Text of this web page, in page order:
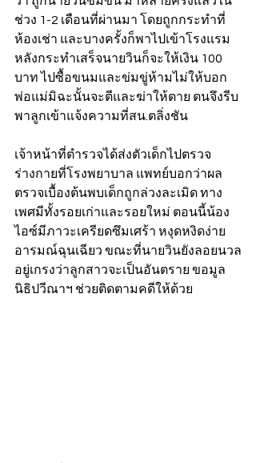
ช่วง 1-2 เดือนที่ผ่านมา โดยถูกกระทำที่
ห้องเช่า และบางครั้งก็พาไปเข้าโรงแรม
หลังกระทำเสร็จนายวินก็จะให้เงิน 100
บาท ไปซื้อขนมและข่มขู่ห้ามไม่ให้บอก
พ่อแม่มิฉะนั้นจะตีและฆ่าให้ตาย ตนจึงรีบ
พาลูกเข้าแจ้งความที่สน.ตลิ่งชัน
เจ้าหน้าที่ตำรวจได้ส่งตัวเด็กไปตรวจ
ร่างกายที่โรงพยาบาล แพทย์บอกว่าผล
ตรวจเบื้องต้นพบเด็กถูกล่วงละเมิด ทาง
เพศมีทั้งรอยเก่าและรอยใหม่ ตอนนี้น้อง
ไอซ์มีภาวะเครียดซึมเศร้า หงุดหงิดง่าย
อารมณ์ฉุนเฉียว ขณะที่นายวินยังลอยนวล
อยู่เกรงว่าลูกสาวจะเป็นอันตราย ขอมูล
นิธิปวีณาฯ ช่วยติดตามคดีให้ด้วย